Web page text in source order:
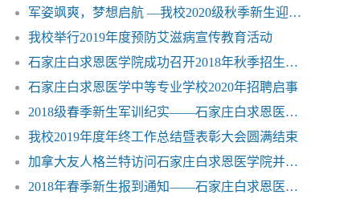
军姿飒爽，梦想启航 —我校2020级秋季新生迎来开学军训
我校举行2019年度预防艾滋病宣传教育活动
石家庄白求恩医学院成功召开2018年秋季招生启动会
石家庄白求恩医学中等专业学校2020年招聘启事
2018级春季新生军训纪实——石家庄白求恩医学院
我校2019年度年终工作总结暨表彰大会圆满结束
加拿大友人格兰特访问石家庄白求恩医学院并受聘为学校客座教授
2018年春季新生报到通知——石家庄白求恩医学院